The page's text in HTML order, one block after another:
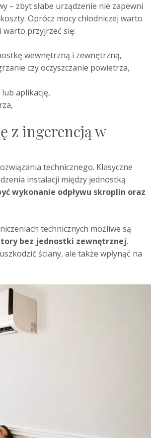
– zbyt słabe urządzenie nie zapewni
Oprócz mocy chłodniczej warto
warto przyjrzeć się:
wewnętrzną i zewnętrzną,
czy oczyszczanie powietrza,
lub aplikację,
z ingerencją w
technicznego. Klasyczne
instalacji między jednostką
wykonanie odpływu skroplin oraz
technicznych możliwe są
bez jednostki zewnętrznej.
ściany, ale także wpłynąć na